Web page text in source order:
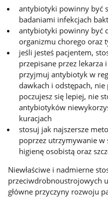
antybiotyki powinny być
badaniami infekcjach
antybiotyki powinny być
organizmu chorego oraz
jeśli jesteś pacjentem,
przepisane przez lekarza
przyjmuj antybiotyk w
dawkach i odstępach,
poczujesz się lepiej, nie
antybiotyków
kuracjach
stosuj jak najszersze
poprzez utrzymywanie w
higienę osobistą oraz
Niewłaściwe i nadmierne
przeciwdrobnoustrojowych
główne przyczyny rozwoju